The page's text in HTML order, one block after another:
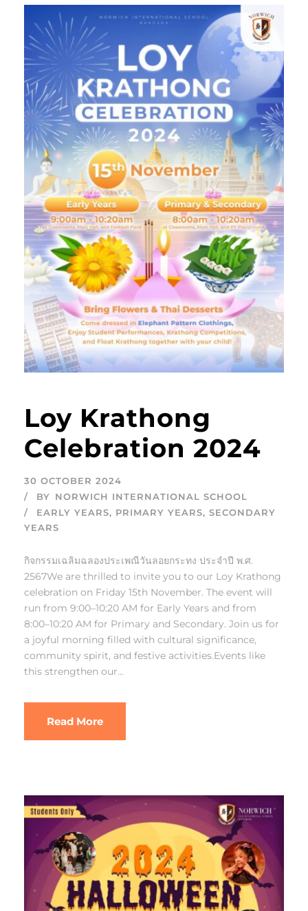
Loy Krathong
Celebration 2024
30 OCTOBER 2024
BY NORWICH INTERNATIONAL SCHOOL
EARLY YEARS, PRIMARY YEARS, SECONDARY
YEARS
กิจกรรมเฉลิมฉลองประเพณีวันลอยกระทง ประจำปี พ.ศ.
2567We are thrilled to invite you to our Loy Krathong
celebration on Friday 15th November. The event will
run from 9:00–10:20 AM for Early Years and from
8:00–10:20 AM for Primary and Secondary. Join us for
a joyful morning filled with cultural significance,
community spirit, and festive activities.Events like
this strengthen our...
Read More